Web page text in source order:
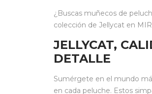
¿Buscas muñecos de
colección de Jellycat en
JELLYCAT,
DETALLE
Sumérgete en el mundo
en cada peluche. Estos